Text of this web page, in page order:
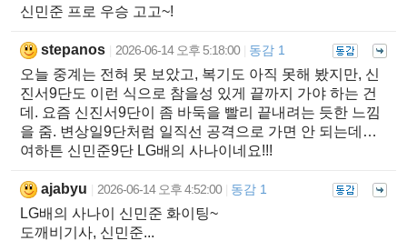
신민준 프로 우승 고고~!
stepanos 2026-06-14 오후 5:18:00 동감 1
오늘 중계는 전혀 못 보았고, 복기도 아직 못해 봤지만, 신
진서9단도 이런 식으로 참을성 있게 끝까지 가야 하는 건
데. 요즘 신진서9단이 좀 바둑을 빨리 끝내려는 듯한 느낌
을 줌. 변상일9단처럼 일직선 공격으로 가면 안 되는데…
여하튼 신민준9단 LG배의 사나이네요!!!
ajabyu 2026-06-14 오후 4:52:00 동감 1
LG배의 사나이 신민준 화이팅~
도깨비기사, 신민준...